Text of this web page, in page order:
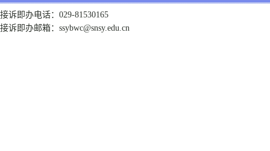
校园安全要注意——防火防盗篇
校园电动车安全指南
接诉即办电话：029-81530165
接诉即办邮箱：ssybwc@snsy.edu.cn